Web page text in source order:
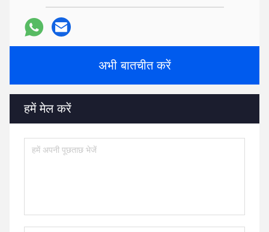
अभी बातचीत करें
हमें मेल करें